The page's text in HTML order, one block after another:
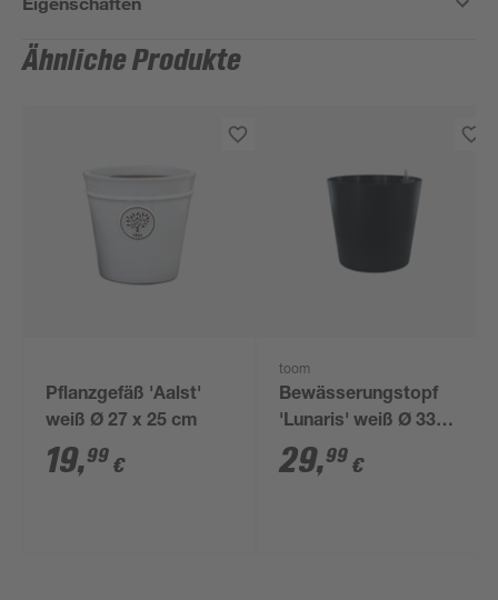
Ähnliche Produkte
Pflanzgefäß 'Aalst'
weiß Ø 27 x 25 cm
19,99 €
toom
Bewässerungstopf
'Lunaris' weiß Ø 33
cm mit
Bewässerungssystem
29,99 €